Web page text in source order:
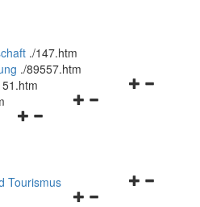
./147.htm
./89557.htm
Navigationsmenü
Navigationsmenü
Navigationsmenü
Tourismus